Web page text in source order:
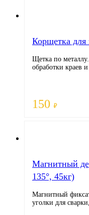
Корщетка для
150 ₽
Щетка по
обработки краев
Магнитный
135°, 45кг)
Магнитный
уголки для